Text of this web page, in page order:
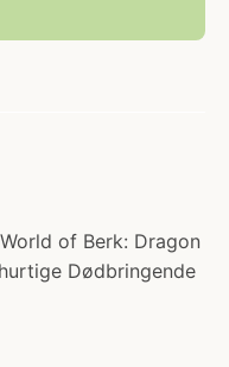
of Berk: Dragon
Dødbringende